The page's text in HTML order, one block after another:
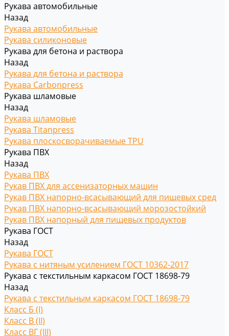
Рукава автомобильные
Назад
Рукава автомобильные
Рукава силиконовые
Рукава для бетона и раствора
Назад
Рукава для бетона и раствора
Рукава Carbonpress
Рукава шламовые
Назад
Рукава шламовые
Рукава Titanpress
Рукава плоскосворачиваемые TPU
Рукава ПВХ
Назад
Рукава ПВХ
Рукав ПВХ для ассенизаторных машин
Рукав ПВХ напорно-всасывающий для пищевых сред
Рукав ПВХ напорно-всасывающий морозостойкий
Рукав ПВХ напорный для пищевых продуктов
Рукава ГОСТ
Назад
Рукава ГОСТ
Рукава с нитяным усилением ГОСТ 10362-2017
Рукава с текстильным каркасом ГОСТ 18698-79
Назад
Рукава с текстильным каркасом ГОСТ 18698-79
Класс Б (I)
Класс В (II)
Класс ВГ (III)